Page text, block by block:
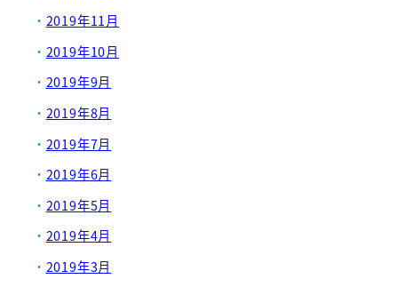
2019年11月
2019年10月
2019年9月
2019年8月
2019年7月
2019年6月
2019年5月
2019年4月
2019年3月